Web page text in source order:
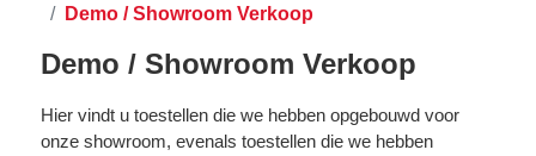
Demo / Showroom Verkoop
Demo / Showroom Verkoop
Hier vindt u toestellen die we hebben opgebouwd voor
onze showroom, evenals toestellen die we hebben